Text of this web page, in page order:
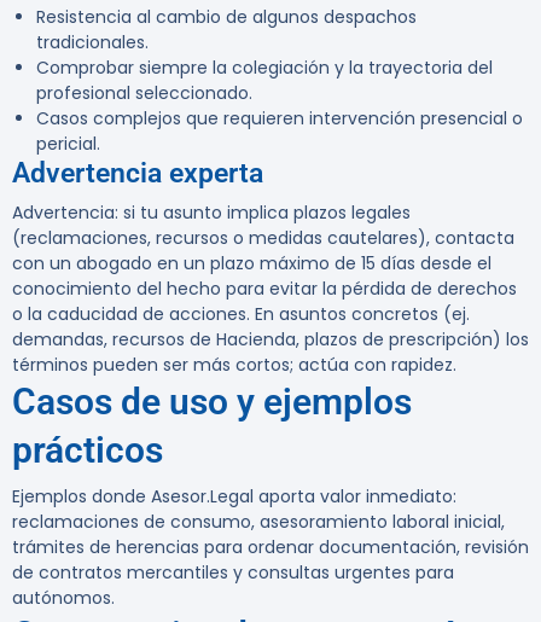
Resistencia al cambio de algunos despachos
tradicionales.
Comprobar siempre la colegiación y la trayectoria del
profesional seleccionado.
Casos complejos que requieren intervención presencial o
pericial.
Advertencia experta
Advertencia: si tu asunto implica plazos legales
(reclamaciones, recursos o medidas cautelares), contacta
con un abogado en un plazo máximo de 15 días desde el
conocimiento del hecho para evitar la pérdida de derechos
o la caducidad de acciones. En asuntos concretos (ej.
demandas, recursos de Hacienda, plazos de prescripción) los
términos pueden ser más cortos; actúa con rapidez.
Casos de uso y ejemplos
prácticos
Ejemplos donde Asesor.Legal aporta valor inmediato:
reclamaciones de consumo, asesoramiento laboral inicial,
trámites de herencias para ordenar documentación, revisión
de contratos mercantiles y consultas urgentes para
autónomos.